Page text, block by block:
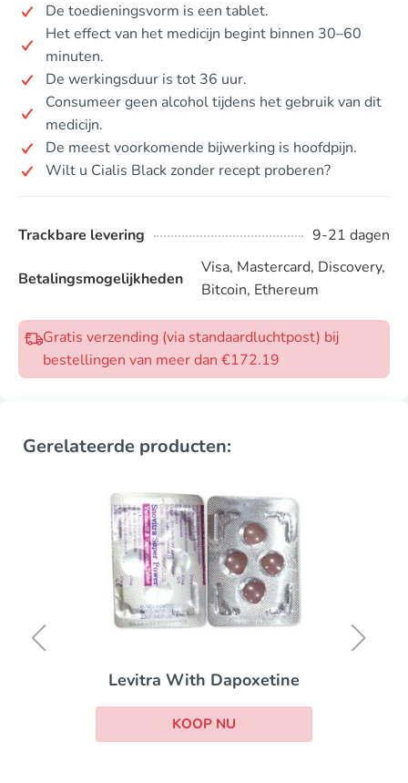
De toedieningsvorm is een tablet.
Het effect van het medicijn begint binnen 30–60
minuten.
De werkingsduur is tot 36 uur.
Consumeer geen alcohol tijdens het gebruik van dit
medicijn.
De meest voorkomende bijwerking is hoofdpijn.
Wilt u Cialis Black zonder recept proberen?
Trackbare levering 9-21 dagen
Betalingsmogelijkheden
Visa, Mastercard, Discovery,
Bitcoin, Ethereum
Gratis verzending (via standaardluchtpost) bij
bestellingen van meer dan €172.19
Gerelateerde producten:
Levitra With Dapoxetine
KOOP NU